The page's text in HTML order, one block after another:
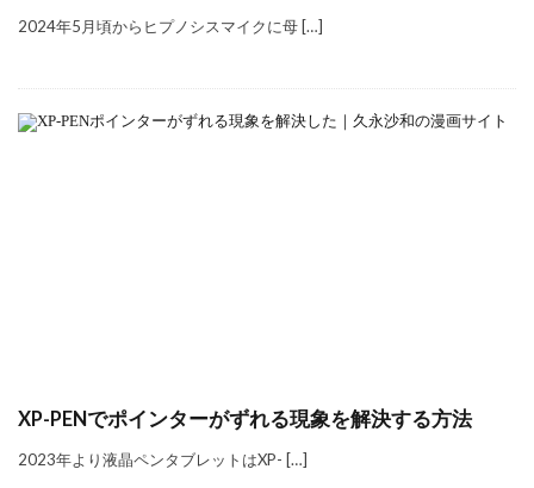
2024年5月頃からヒプノシスマイクに母 […]
XP-PENでポインターがずれる現象を解決する方法
2023年より液晶ペンタブレットはXP- […]